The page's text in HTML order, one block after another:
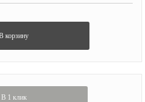
корзину
В 1 клик